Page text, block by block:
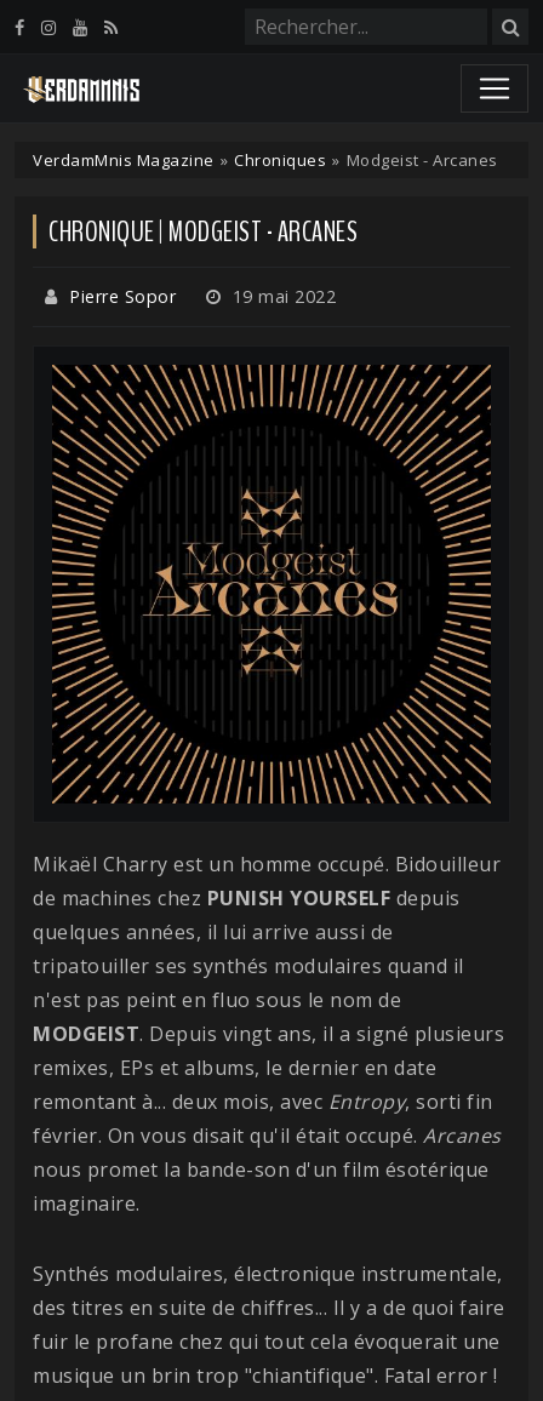
VerdamMnis Magazine » Chroniques » Modgeist - Arcanes
CHRONIQUE | MODGEIST - ARCANES
Pierre Sopor 19 mai 2022
Mikaël Charry est un homme occupé. Bidouilleur
de machines chez PUNISH YOURSELF depuis
quelques années, il lui arrive aussi de
tripatouiller ses synthés modulaires quand il
n'est pas peint en fluo sous le nom de
MODGEIST. Depuis vingt ans, il a signé plusieurs
remixes, EPs et albums, le dernier en date
remontant à... deux mois, avec Entropy, sorti fin
février. On vous disait qu'il était occupé. Arcanes
nous promet la bande-son d'un film ésotérique
imaginaire.
Synthés modulaires, électronique instrumentale,
des titres en suite de chiffres... Il y a de quoi faire
fuir le profane chez qui tout cela évoquerait une
musique un brin trop "chiantifique". Fatal error !
Panneau de gestion des cookies